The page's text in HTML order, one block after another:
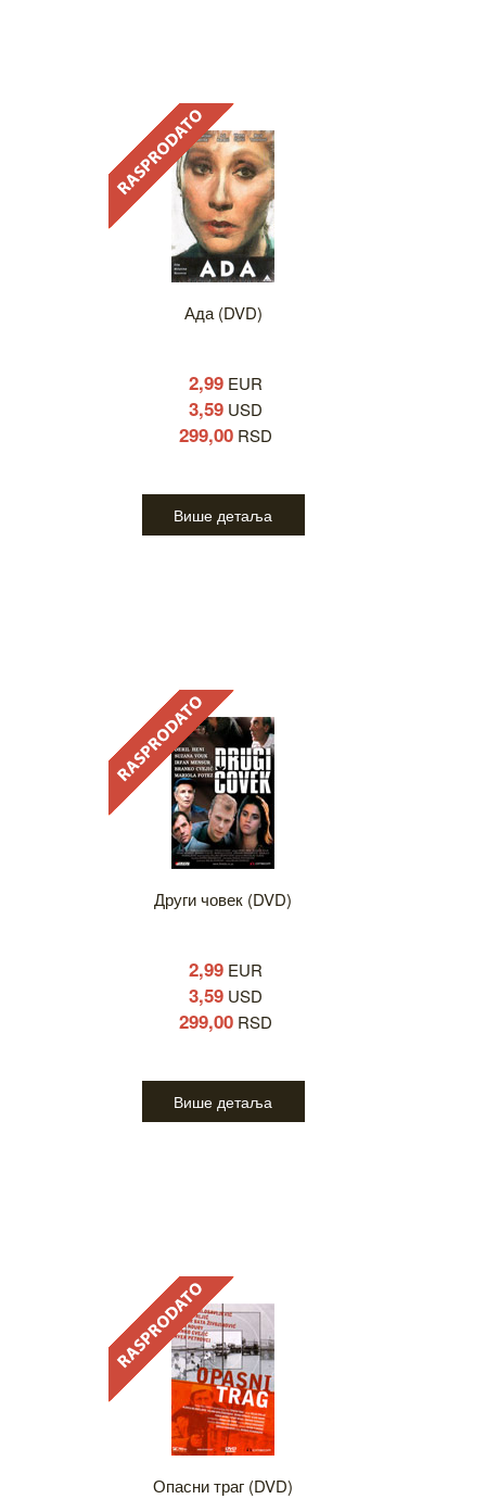
Ада (DVD)
2,99 EUR
3,59 USD
299,00 RSD
Више детаља
Други човек (DVD)
2,99 EUR
3,59 USD
299,00 RSD
Више детаља
Опасни траг (DVD)